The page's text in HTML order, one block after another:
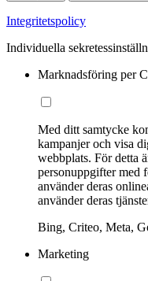
Integritetspolicy
Individuella
Marknadsföring per
Med ditt samtycke
kampanjer och visa
webbplats. För detta
personuppgifter med
använder deras
använder deras
Bing, Criteo, Meta,
Marketing